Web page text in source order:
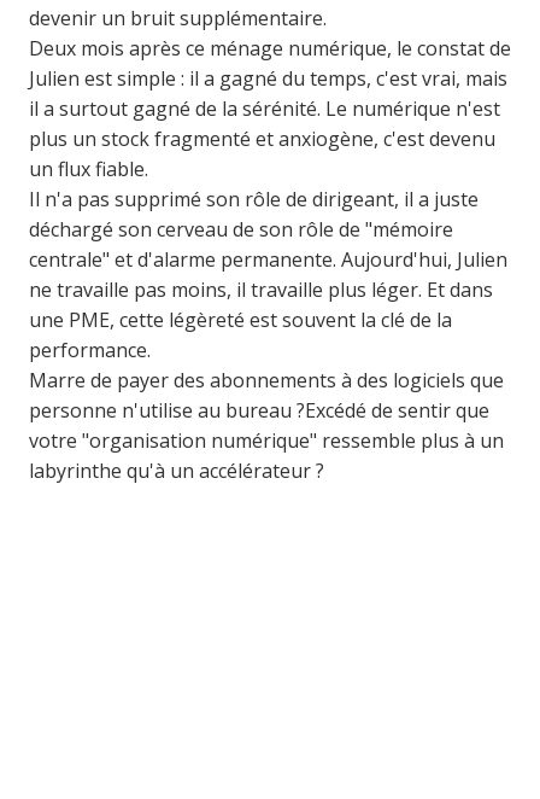
devenir un bruit supplémentaire.
Deux mois après ce ménage numérique, le constat de
Julien est simple : il a gagné du temps, c'est vrai, mais
il a surtout gagné de la sérénité. Le numérique n'est
plus un stock fragmenté et anxiogène, c'est devenu
un flux fiable.
Il n'a pas supprimé son rôle de dirigeant, il a juste
déchargé son cerveau de son rôle de "mémoire
centrale" et d'alarme permanente. Aujourd'hui, Julien
ne travaille pas moins, il travaille plus léger. Et dans
une PME, cette légèreté est souvent la clé de la
performance.
Marre de payer des abonnements à des logiciels que
personne n'utilise au bureau ?Excédé de sentir que
votre "organisation numérique" ressemble plus à un
labyrinthe qu'à un accélérateur ?